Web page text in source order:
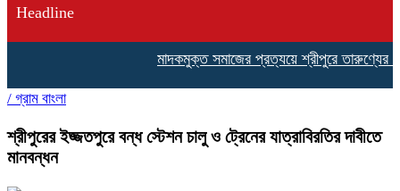
Headline
মাদকমুক্ত সমাজের প্রত্যয়ে শ্রীপুরে তারুণ্যের
/ গ্রাম বাংলা
শ্রীপুরের ইজ্জতপুরে বন্ধ স্টেশন চালু ও ট্রেনের যাত্রাবিরতির দাবীতে
মানবন্ধন